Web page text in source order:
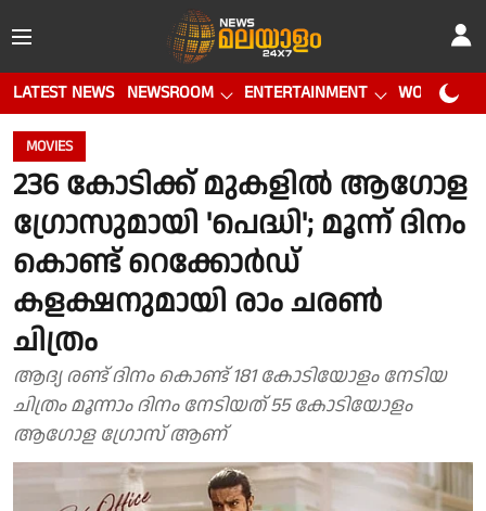
LATEST NEWS NEWSROOM ENTERTAINMENT WORLD CUP
MOVIES
236 കോടിക്ക് മുകളിൽ ആഗോള
ഗ്രോസുമായി 'പെദ്ധി'; മൂന്ന് ദിനം
കൊണ്ട് റെക്കോർഡ്
കളക്ഷനുമായി രാം ചരൺ
ചിത്രം
ആദ്യ രണ്ട് ദിനം കൊണ്ട് 181 കോടിയോളം നേടിയ
ചിത്രം മൂന്നാം ദിനം നേടിയത് 55 കോടിയോളം
ആഗോള ഗ്രോസ് ആണ്